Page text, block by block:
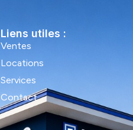
Liens utiles :
Ventes
Locations
Services
Contact